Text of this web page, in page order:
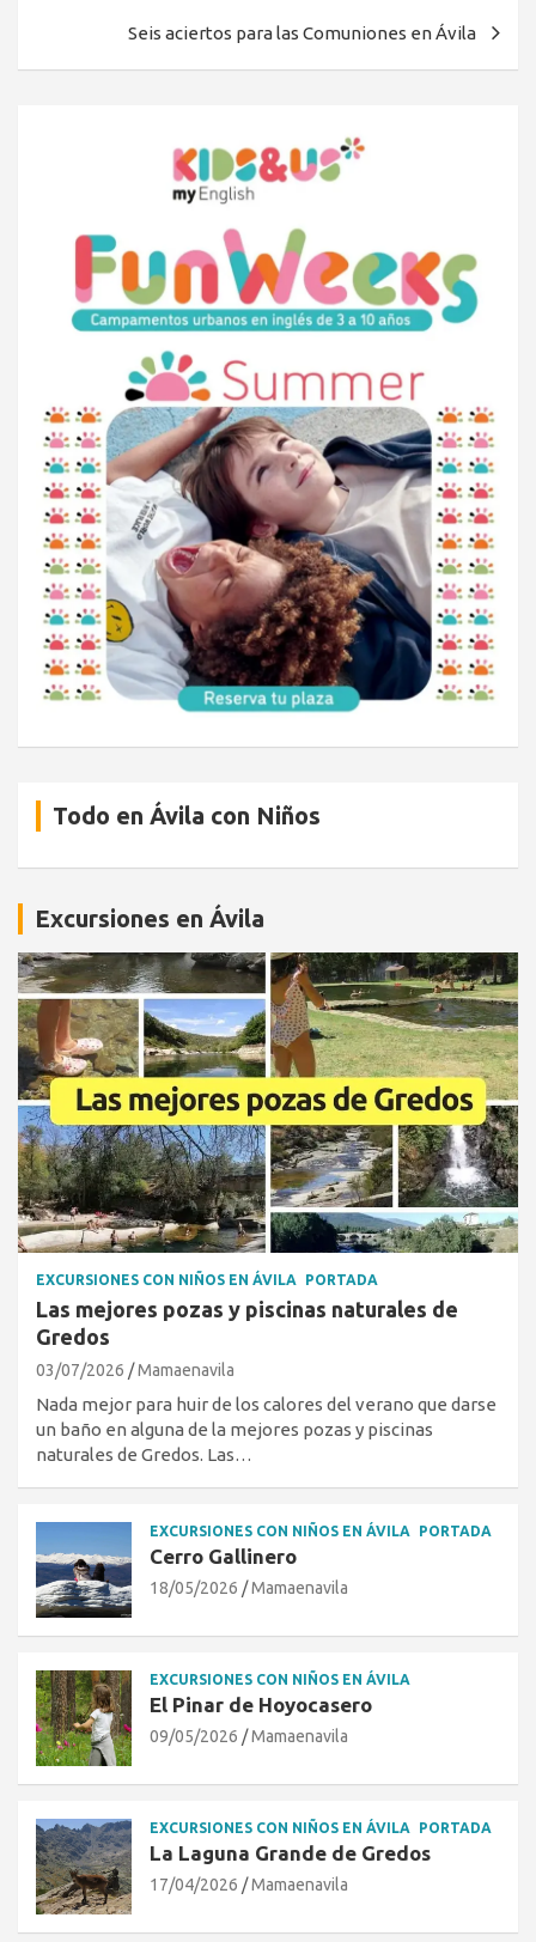
Seis aciertos para las Comuniones en Ávila
Todo en Ávila con Niños
Excursiones en Ávila
EXCURSIONES CON NIÑOS EN ÁVILA PORTADA
Las mejores pozas y piscinas naturales de
Gredos
03/07/2026 Mamaenavila
Nada mejor para huir de los calores del verano que darse
un baño en alguna de la mejores pozas y piscinas
naturales de Gredos. Las…
EXCURSIONES CON NIÑOS EN ÁVILA PORTADA
Cerro Gallinero
18/05/2026 Mamaenavila
EXCURSIONES CON NIÑOS EN ÁVILA
El Pinar de Hoyocasero
09/05/2026 Mamaenavila
EXCURSIONES CON NIÑOS EN ÁVILA PORTADA
La Laguna Grande de Gredos
17/04/2026 Mamaenavila